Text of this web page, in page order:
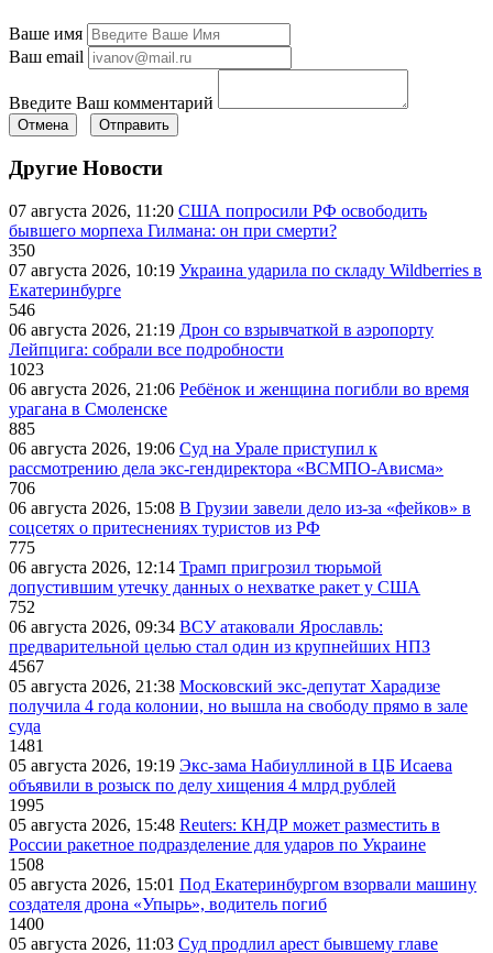
Ваше имя
Ваш email
Введите Ваш комментарий
Отмена Отправить
Другие Новости
07 августа 2026, 11:20 США попросили РФ освободить
бывшего морпеха Гилмана: он при смерти?
350
07 августа 2026, 10:19 Украина ударила по складу Wildberries в
Екатеринбурге
546
06 августа 2026, 21:19 Дрон со взрывчаткой в аэропорту
Лейпцига: собрали все подробности
1023
06 августа 2026, 21:06 Ребёнок и женщина погибли во время
урагана в Смоленске
885
06 августа 2026, 19:06 Суд на Урале приступил к
рассмотрению дела экс-гендиректора «ВСМПО-Ависма»
706
06 августа 2026, 15:08 В Грузии завели дело из-за «фейков» в
соцсетях о притеснениях туристов из РФ
775
06 августа 2026, 12:14 Трамп пригрозил тюрьмой
допустившим утечку данных о нехватке ракет у США
752
06 августа 2026, 09:34 ВСУ атаковали Ярославль:
предварительной целью стал один из крупнейших НПЗ
4567
05 августа 2026, 21:38 Московский экс-депутат Харадизе
получила 4 года колонии, но вышла на свободу прямо в зале
суда
1481
05 августа 2026, 19:19 Экс-зама Набиуллиной в ЦБ Исаева
объявили в розыск по делу хищения 4 млрд рублей
1995
05 августа 2026, 15:48 Reuters: КНДР может разместить в
России ракетное подразделение для ударов по Украине
1508
05 августа 2026, 15:01 Под Екатеринбургом взорвали машину
создателя дрона «Упырь», водитель погиб
1400
05 августа 2026, 11:03 Суд продлил арест бывшему главе